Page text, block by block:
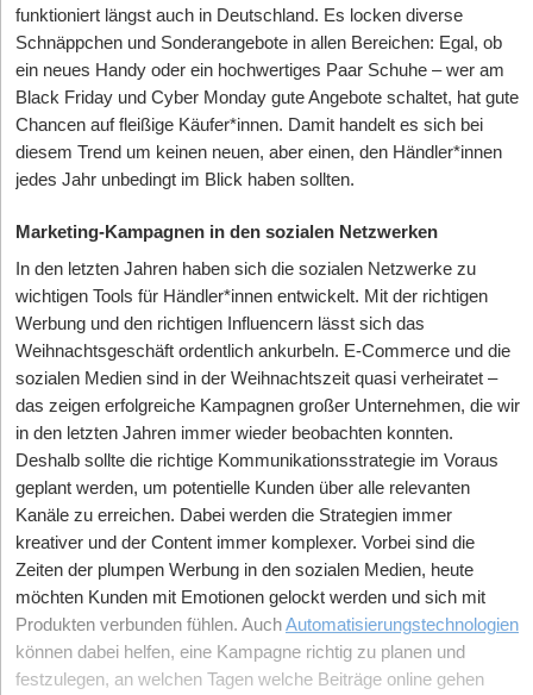
funktioniert längst auch in Deutschland. Es locken diverse
Schnäppchen und Sonderangebote in allen Bereichen: Egal, ob
ein neues Handy oder ein hochwertiges Paar Schuhe – wer am
Black Friday und Cyber Monday gute Angebote schaltet, hat gute
Chancen auf fleißige Käufer*innen. Damit handelt es sich bei
diesem Trend um keinen neuen, aber einen, den Händler*innen
jedes Jahr unbedingt im Blick haben sollten.
Marketing-Kampagnen in den sozialen Netzwerken
In den letzten Jahren haben sich die sozialen Netzwerke zu
wichtigen Tools für Händler*innen entwickelt. Mit der richtigen
Werbung und den richtigen Influencern lässt sich das
Weihnachtsgeschäft ordentlich ankurbeln. E-Commerce und die
sozialen Medien sind in der Weihnachtszeit quasi verheiratet –
das zeigen erfolgreiche Kampagnen großer Unternehmen, die wir
in den letzten Jahren immer wieder beobachten konnten.
Deshalb sollte die richtige Kommunikationsstrategie im Voraus
geplant werden, um potentielle Kunden über alle relevanten
Kanäle zu erreichen. Dabei werden die Strategien immer
kreativer und der Content immer komplexer. Vorbei sind die
Zeiten der plumpen Werbung in den sozialen Medien, heute
möchten Kunden mit Emotionen gelockt werden und sich mit
Produkten verbunden fühlen. AuchAutomatisierungstechnologien
können dabei helfen, eine Kampagne richtig zu planen und
festzulegen, an welchen Tagen welche Beiträge online gehen